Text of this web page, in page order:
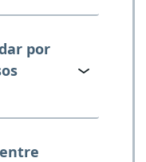
por